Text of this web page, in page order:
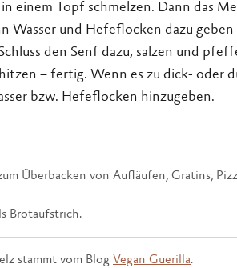
einem Topf schmelzen. Dann das
Wasser und Hefeflocken dazu geben
den Senf dazu, salzen und
– fertig. Wenn es zu dick- oder
bzw. Hefeflocken hinzugeben.
Überbacken von Aufläufen, Gratins,
Brotaufstrich.
stammt vom Blog Vegan Guerilla.